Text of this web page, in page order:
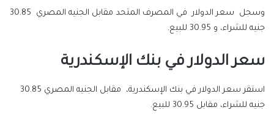
وسجل سعر الدولار في المصرف المتحد مقابل الجنيه المصري 30.85
جنيه للشراء، و 30.95 للبيع.
سعر الدولار في بنك الإسكندرية
استقر سعر الدولار في بنك الإسكندرية، مقابل الجنيه المصري 30.85
جنيه للشراء، مقابل 30.95 للبيع.